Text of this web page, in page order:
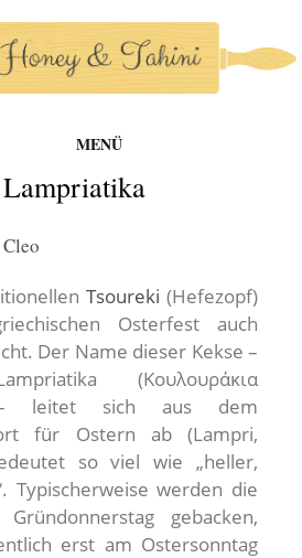
MENÜ
tahini
Cleo
Tsoureki (Hefezopf)
Osterfest auch
Der Name dieser Kekse –
(Κουλουράκια
– leitet sich aus dem
für Ostern ab (Lampri,
so viel wie „heller,
Typischerweise werden die
gebacken,
erst am Ostersonntag